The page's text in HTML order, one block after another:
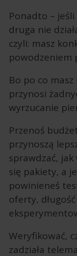
Ponadto – jeśli
druga nie
czyli: masz
powodzeniem
Bo po co
przynosi
wyrzucanie
Przenoś
przynoszą
sprawdzać,
się pakiety, a
powinieneś
oferty,
Weryfikować,
zadziała